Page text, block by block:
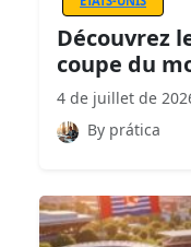
Découvrez
coupe du
4 de juillet de
By prática